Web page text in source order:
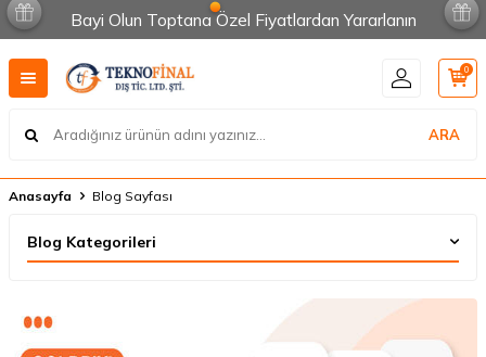
Bayi Olun Toptana Özel Fiyatlardan Yararlanın
ARA
0
Anasayfa Blog Sayfası
Blog Kategorileri